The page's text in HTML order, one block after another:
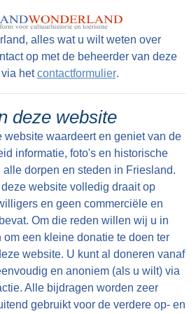
alles wat u wilt weten over
op met de beheerder van deze
hetcontactformulier.
deze website
website waardeert en geniet van de
informatie, foto's en historische
alle dorpen en steden in Friesland.
website volledig draait op
en geen commerciële en
Om die reden willen wij u in
een kleine donatie te doen ter
website. U kunt al doneren vanaf
en anoniem (als u wilt) via
Alle bijdragen worden zeer
gebruikt voor de verdere op- en